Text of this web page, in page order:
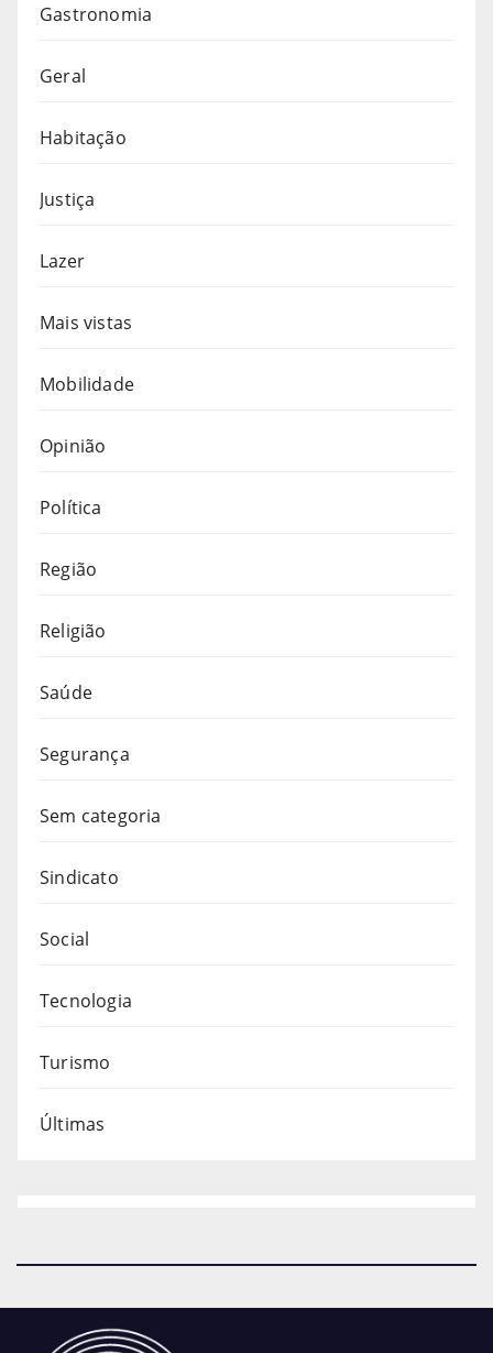
Gastronomia
Geral
Habitação
Justiça
Lazer
Mais vistas
Mobilidade
Opinião
Política
Região
Religião
Saúde
Segurança
Sem categoria
Sindicato
Social
Tecnologia
Turismo
Últimas